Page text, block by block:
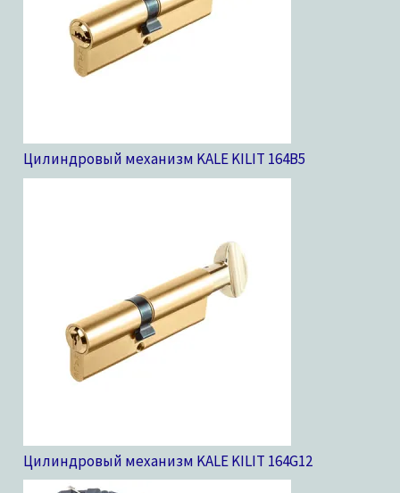
Цилиндровый механизм KALE KILIT 164B5
Цилиндровый механизм KALE KILIT 164G12